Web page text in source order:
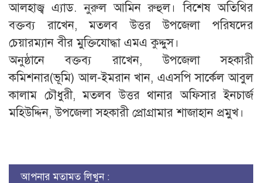
আলহাজ্ব এ্যাড. নুরুল আমিন রুহুল। বিশেষ অতিথির
বক্তব্য রাখেন, মতলব উত্তর উপজেলা পরিষদের
চেয়ারম্যান বীর মুক্তিযোদ্ধা এমএ কুদ্দুস।
অনুষ্ঠানে বক্তব্য রাখেন, উপজেলা সহকারী
কমিশনার(ভূমি) আল-ইমরান খান, এএসপি সার্কেল আবুল
কালাম চৌধুরী, মতলব উত্তর থানার অফিসার ইনচার্জ
মহিউদ্দিন, উপজেলা সহকারী প্রোগ্রামার শাজাহান প্রমুখ।
আপনার মতামত লিখুন :